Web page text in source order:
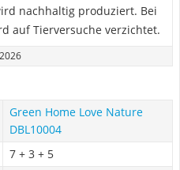
nachhaltig produziert. Bei
auf Tierversuche verzichtet.
Green Home Love Nature
DBL10004
7 + 3 + 5